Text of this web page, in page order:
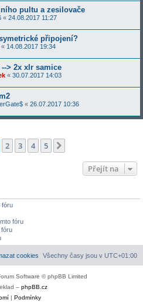
pultu a zesilovače
« 24.08.2017 11:27
připojení?
« 14.08.2017 19:34
> 2x xlr samice
« 30.07.2017 14:03
« 26.07.2017 10:36
2 3 4 5
Přejít na
fóru
fóru
Všechny časy jsou v UTC+01:00
cookies
Software © phpBB Limited
– phpBB.cz
Podmínky